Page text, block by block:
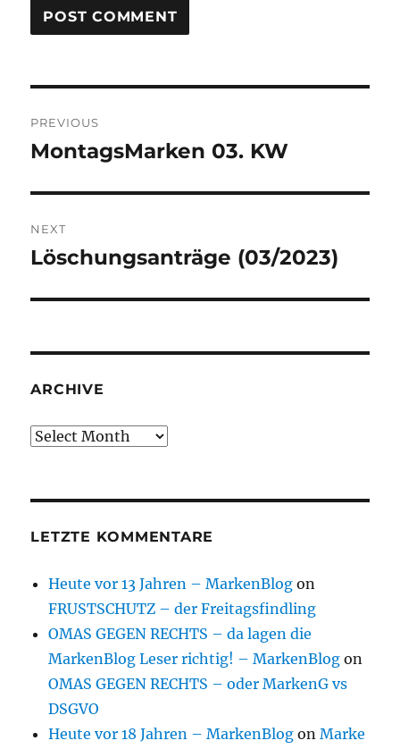
navigation
PREVIOUS
Previous
MontagsMarken 03. KW
NEXT
Next
Löschungsanträge (03/2023)
ARCHIVE
Archive
LETZTE KOMMENTARE
Heute vor 13 Jahren – MarkenBlog on
FRUSTSCHUTZ – der Freitagsfindling
OMAS GEGEN RECHTS – da lagen die
MarkenBlog Leser richtig! – MarkenBlog on
OMAS GEGEN RECHTS – oder MarkenG vs
DSGVO
Heute vor 18 Jahren – MarkenBlog onMarke